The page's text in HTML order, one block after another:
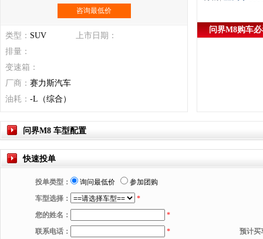
咨询最低价
类型： SUV
上市日期：
排量：
变速箱：
厂商： 赛力斯汽车
油耗： -L（综合）
问界M8购车
问界M8 车型配置
快速投单
投单类型： 询问最低价
参加团购
车型选择：
*
您的姓名：
*
联系电话：
*
预计买